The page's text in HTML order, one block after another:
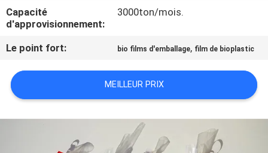
CONTACTEZ-
NOUS
NOUVELLES
DEMANDEZ
Capacité
d'approvisionnement:
3000ton/mois.
Le point fort: bio films d'emballage, film de bioplastic
MEILLEUR PRIX